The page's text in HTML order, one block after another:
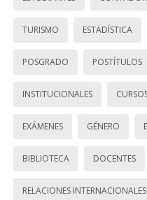
TURISMO ESTADÍSTICA
POSGRADO POSTÍTULOS
INSTITUCIONALES
EXÁMENES GÉNERO
BIBLIOTECA DOCENTES
RELACIONES INTERNACIONALES